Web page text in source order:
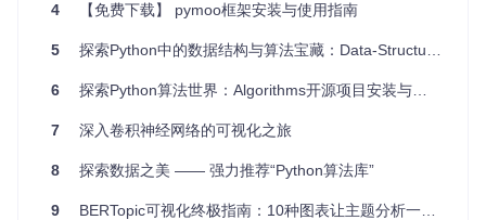
无论你是数据分析专业人士，还是正在学习计算机科学的学
生，这个项目都能提供实用的价值。在以下场景中，你可以找
到它的用途：
教育领域：作为辅助教学工具，帮助讲解复杂的算法概念。
数据分析：在寻找最优解决方案时，启发式算法可以极大提
工程实践：解决问题如学校日程安排、旅游线路规划等实际
4 【免费下载】 pymoo框架安装与使用指南
5 探索Python中的数据结构与算法宝藏：Data-Structures-and-Algorithms-Python
6 探索Python算法世界：Algorithms开源项目安装与使用教程
7 深入卷积神经网络的可视化之旅
8 探索数据之美 —— 强力推荐“Python算法库”
9 BERTopic可视化终极指南：10种图表让主题分析一目了然